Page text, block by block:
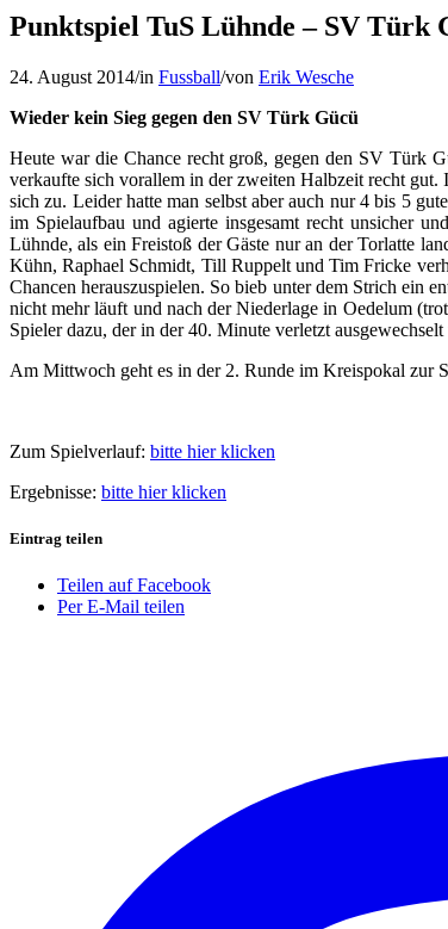
Punktspiel TuS Lühnde – SV Türk
24. August 2014/in Fussball/von Erik Wesche
Wieder kein Sieg gegen den SV Türk Gücü
Heute war die Chance recht groß, gegen den SV Türk
verkaufte sich vorallem in der zweiten Halbzeit recht
sich zu. Leider hatte man selbst aber auch nur 4 bis 5
im Spielaufbau und agierte insgesamt recht unsicher
Lühnde, als ein Freistoß der Gäste nur an der Torlatte
Kühn, Raphael Schmidt, Till Ruppelt und Tim Fricke
Chancen herauszuspielen. So bieb unter dem Strich ein
nicht mehr läuft und nach der Niederlage in Oedelum
Spieler dazu, der in der 40. Minute verletzt
Am Mittwoch geht es in der 2. Runde im Kreispokal zur
Zum Spielverlauf: bitte hier klicken
Ergebnisse: bitte hier klicken
Eintrag teilen
Teilen auf Facebook
Per E-Mail teilen